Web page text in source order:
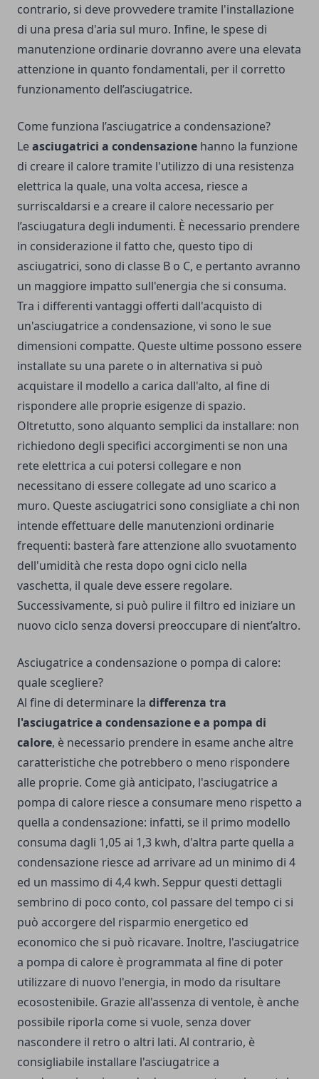
contrario, si deve provvedere tramite l'installazione
di una presa d'aria sul muro. Infine, le spese di
manutenzione ordinarie dovranno avere una elevata
attenzione in quanto fondamentali, per il corretto
funzionamento dell’asciugatrice.
Come funziona l’asciugatrice a condensazione?
Leasciugatrici a condensazione hanno la funzione
di creare il calore tramite l'utilizzo di una resistenza
elettrica la quale, una volta accesa, riesce a
surriscaldarsi e a creare il calore necessario per
l’asciugatura degli indumenti. È necessario prendere
in considerazione il fatto che, questo tipo di
asciugatrici, sono di classe B o C, e pertanto avranno
un maggiore impatto sull'energia che si consuma.
Tra i differenti vantaggi offerti dall'acquisto di
un'asciugatricea condensazione, vi sono le sue
dimensioni compatte. Queste ultime possono essere
installate su una parete o in alternativa si può
acquistare il modello a carica dall'alto, al fine di
rispondere alle proprie esigenze di spazio.
Oltretutto, sono alquanto semplici da installare: non
richiedono degli specifici accorgimenti se non una
rete elettrica a cui potersi collegare e non
necessitano di essere collegate ad uno scarico a
muro. Queste asciugatrici sono consigliate a chi non
intende effettuare delle manutenzioni ordinarie
frequenti: basterà fare attenzione allo svuotamento
dell'umidità che resta dopo ogni ciclo nella
vaschetta, il quale deve essere regolare.
Successivamente, si può pulire il filtro ed iniziare un
nuovo ciclo senza doversi preoccupare di nient’altro.
Asciugatrice a condensazione o pompa di calore:
quale scegliere?
Al fine di determinare la differenza tra
l'asciugatrice a condensazione e a pompa di
calore, è necessario prendere in esame anche altre
caratteristiche che potrebbero o meno rispondere
alle proprie. Come già anticipato, l'asciugatrice a
pompa di calore riesce a consumare meno rispetto a
quella a condensazione: infatti, se il primo modello
consuma dagli 1,05 ai 1,3 kwh, d'altra parte quella a
condensazione riesce ad arrivare ad un minimo di 4
ed un massimo di 4,4 kwh. Seppur questi dettagli
sembrino di poco conto, col passare del tempo ci si
può accorgere del risparmio energetico ed
economico che si può ricavare. Inoltre, l'asciugatrice
a pompa di calore è programmata al fine di poter
utilizzare di nuovo l'energia, in modo da risultare
ecosostenibile. Grazie all'assenza di ventole, è anche
possibile riporla come si vuole, senza dover
nascondere il retro o altri lati. Al contrario, è
consigliabile installare l'asciugatrice a